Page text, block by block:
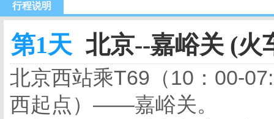
行程说明
第1天 北京--嘉峪关 (火
北京西站乘T69（10：00-
西起点）——嘉峪关。